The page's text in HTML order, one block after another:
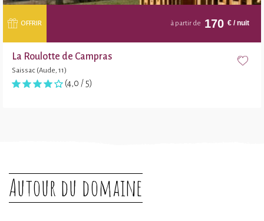
OFFRIR à partir de 170 € / nuit
La Roulotte de Campras
Saissac (Aude, 11)
(4,0 / 5)
Autour du domaine